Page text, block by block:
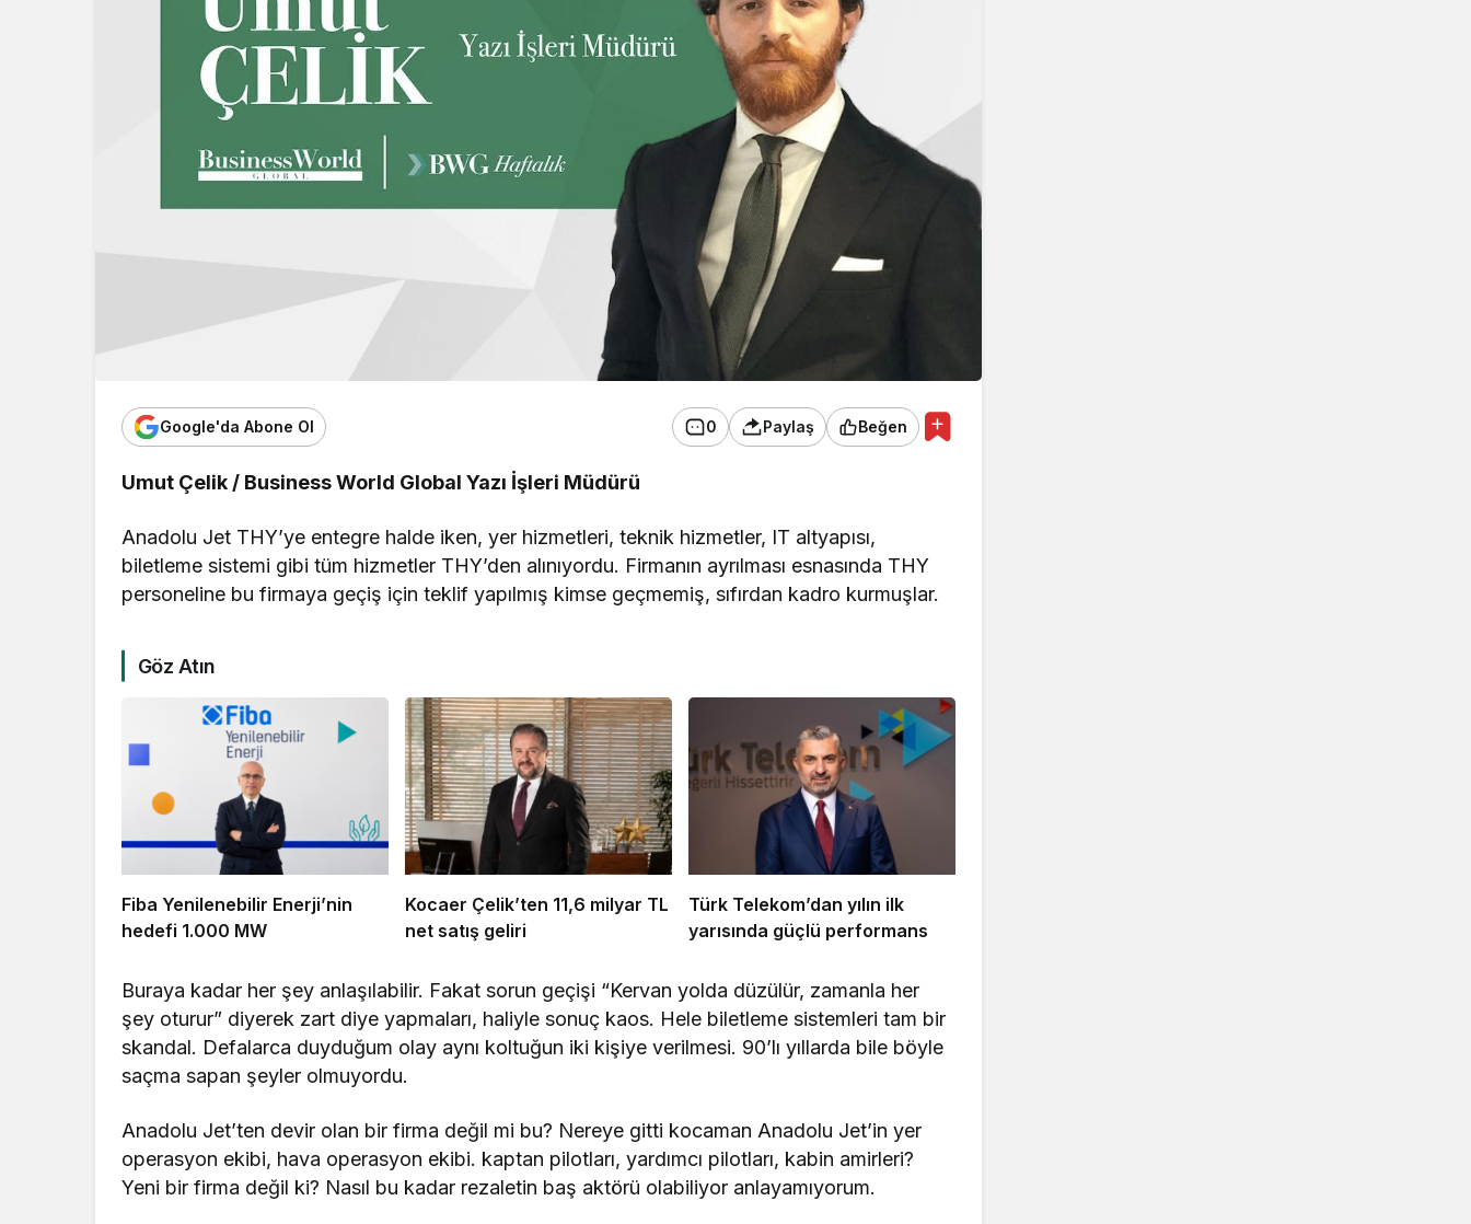
Google'da Abone Ol 0 Paylaş Beğen
Umut Çelik / Business World Global Yazı İşleri Müdürü
Anadolu Jet THY’ye entegre halde iken, yer hizmetleri, teknik hizmetler, IT altyapısı,
biletleme sistemi gibi tüm hizmetler THY’den alınıyordu. Firmanın ayrılması esnasında THY
personeline bu firmaya geçiş için teklif yapılmış kimse geçmemiş, sıfırdan kadro kurmuşlar.
Göz Atın
Fiba Yenilenebilir Enerji’nin
hedefi 1.000 MW
Kocaer Çelik’ten 11,6 milyar TL
net satış geliri
Türk Telekom’dan yılın ilk
yarısında güçlü performans
Buraya kadar her şey anlaşılabilir. Fakat sorun geçişi “Kervan yolda düzülür, zamanla her
şey oturur” diyerek zart diye yapmaları, haliyle sonuç kaos. Hele biletleme sistemleri tam bir
skandal. Defalarca duyduğum olay aynı koltuğun iki kişiye verilmesi. 90’lı yıllarda bile böyle
saçma sapan şeyler olmuyordu.
Anadolu Jet’ten devir olan bir firma değil mi bu? Nereye gitti kocaman Anadolu Jet’in yer
operasyon ekibi, hava operasyon ekibi. kaptan pilotları, yardımcı pilotları, kabin amirleri?
Yeni bir firma değil ki? Nasıl bu kadar rezaletin baş aktörü olabiliyor anlayamıyorum.